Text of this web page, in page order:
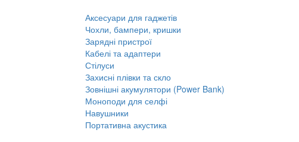
Аксесуари для гаджетів
Чохли, бампери, кришки
Зарядні пристрої
Кабелі та адаптери
Стілуси
Захисні плівки та скло
Зовнішні акумулятори (Power Bank)
Моноподи для селфі
Навушники
Портативна акустика